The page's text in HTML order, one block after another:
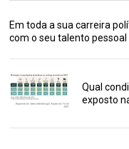
Em toda a sua carreira
com o seu talento
Qual
exposto